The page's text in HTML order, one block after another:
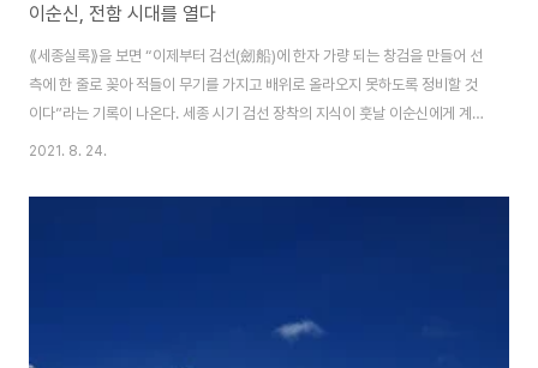
이순신, 전함 시대를 열다
⟪세종실록⟫을 보면 “이제부터 검선(劒船)에 한자 가량 되는 창검을 만들어 선
측에 한 줄로 꽂아 적들이 무기를 가지고 배위로 올라오지 못하도록 정비할 것
이다”라는 기록이 나온다. 세종 시기 검선 장착의 지식이 훗날 이순신에게 계승
된 것이다. ⟪선조실록⟫은 이에 대해 다음과 같이 묘사하고 있다. 이순신의 부하
창선(槍船)을 만들었는데 그것은 구조 원리상 판옥선도 아니고 거북선도 아니
2021. 8. 24.